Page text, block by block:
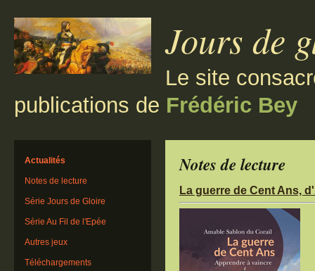
Jours de
Le site
publications de Frédéric Bey
Actualités
Notes de lecture
Série Jours de Gloire
Série Au Fil de l'Epée
Autres jeux
Téléchargements
Notes de lecture
La guerre de Cent Ans,